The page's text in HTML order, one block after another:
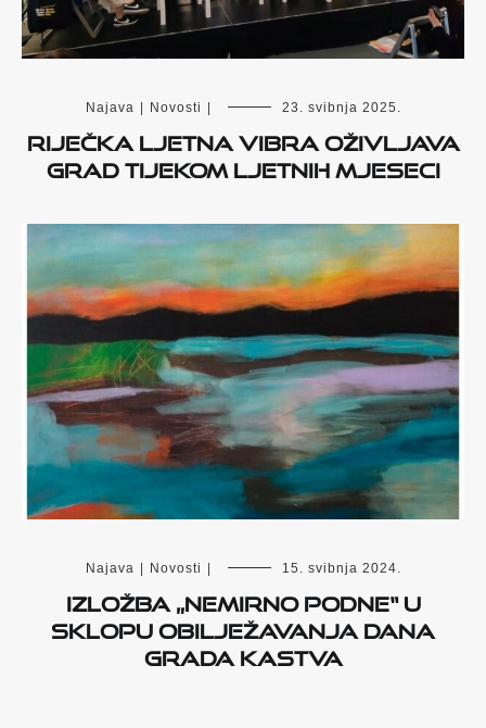
Najava | Novosti | 23. svibnja 2025.
RIJEČKA LJETNA VIBRA OŽIVLJAVA
GRAD TIJEKOM LJETNIH MJESECI
Najava | Novosti | 15. svibnja 2024.
IZLOŽBA „Nemirno podne“ U
SKLOPU OBILJEŽAVANJA DANA
GRADA KASTVA